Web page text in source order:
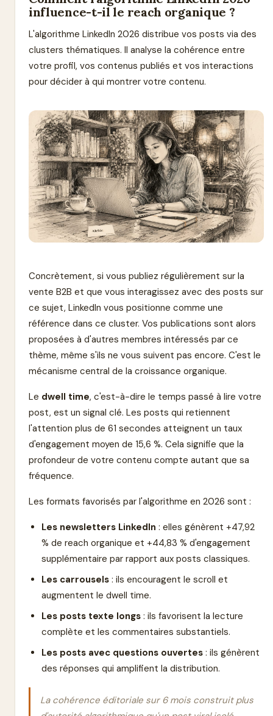
influence-t-il le reach organique ?
L'algorithme LinkedIn 2026 distribue vos posts via des
clusters thématiques. Il analyse la cohérence entre
votre profil, vos contenus publiés et vos interactions
pour décider à qui montrer votre contenu.
Concrètement, si vous publiez régulièrement sur la
vente B2B et que vous interagissez avec des posts sur
ce sujet, LinkedIn vous positionne comme une
référence dans ce cluster. Vos publications sont alors
proposées à d'autres membres intéressés par ce
thème, même s'ils ne vous suivent pas encore. C'est le
mécanisme central de la croissance organique.
Le dwell time, c'est-à-dire le temps passé à lire votre
post, est un signal clé. Les posts qui retiennent
l'attention plus de 61 secondes atteignent un taux
d'engagement moyen de 15,6 %. Cela signifie que la
profondeur de votre contenu compte autant que sa
fréquence.
Les formats favorisés par l'algorithme en 2026 sont :
Les newsletters LinkedIn : elles génèrent +47,92
% de reach organique et +44,83 % d'engagement
supplémentaire par rapport aux posts classiques.
Les carrousels: ils encouragent le scroll et
augmentent le dwell time.
Les posts texte longs: ils favorisent la lecture
complète et les commentaires substantiels.
Les posts avec questions ouvertes: ils génèrent
des réponses qui amplifient la distribution.
La cohérence éditoriale sur 6 mois construit plus